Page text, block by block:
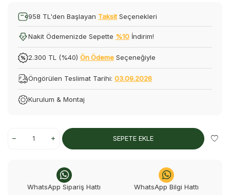
958 TL'den Başlayan Taksit Seçenekleri
Nakit Ödemenizde Sepette %10 İndirim!
2.300 TL (%40) Ön Ödeme Seçeneğiyle
Öngörülen Teslimat Tarihi: 03.09.2026
Kurulum & Montaj
SEPETE EKLE
WhatsApp Sipariş Hattı WhatsApp Bilgi Hattı